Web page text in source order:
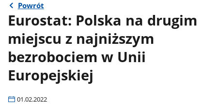
Powrót
Eurostat: Polska na drugim
miejscu z najniższym
bezrobociem w Unii
Europejskiej
01.02.2022